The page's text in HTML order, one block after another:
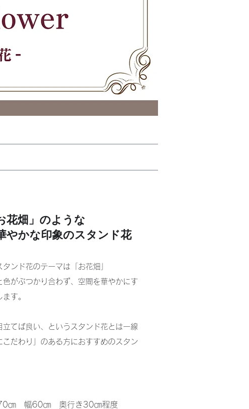
花畑」のような
やかな印象のスタンド花
ンド花のテーマは「お花畑」
色がぶつかり合わず、空間を華やかにす
す。
立てば良い、というスタンド花とは一線
こだわり」のある方におすすめのスタン
㎝ 幅60㎝ 奥行き30㎝程度